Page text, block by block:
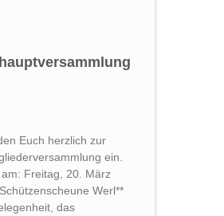
Euch herzlich zur
ein.
Freitag, 20. März
Werl**
das